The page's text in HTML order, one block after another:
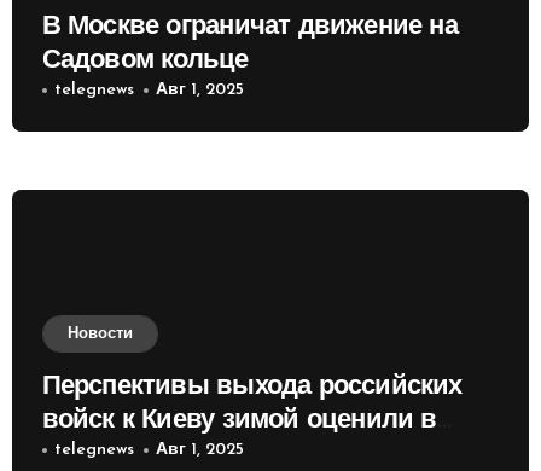
В Москве ограничат движение на
Садовом кольце
telegnews Авг 1, 2025
Новости
Перспективы выхода российских
войск к Киеву зимой оценили в
России
telegnews Авг 1, 2025